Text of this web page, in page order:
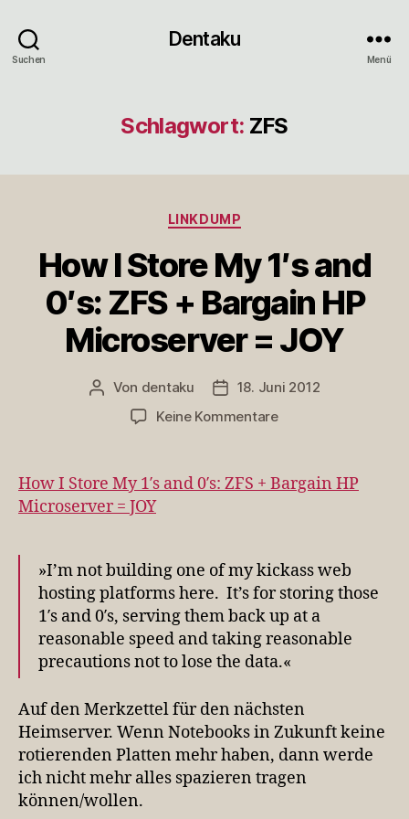
Suchen
Dentaku
Menü
Schlagwort: ZFS
Kategorien
LINKDUMP
How I Store My 1′s and
0′s: ZFS + Bargain HP
Microserver = JOY
Beitragsautor
Von dentaku Veröffentlichungsdatum
18. Juni 2012
Keine Kommentarezu
Store
My
ZFS
+
Bargain
HP
Microserver
How I Store My 1′s and 0′s: ZFS + Bargain HP
Microserver = JOY
»I’m not building one of my kickass web
hosting platforms here. It’s for storing those
1′s and 0′s, serving them back up at a
reasonable speed and taking reasonable
precautions not to lose the data.«
Auf den Merkzettel für den nächsten
Heimserver. Wenn Notebooks in Zukunft keine
rotierenden Platten mehr haben, dann werde
ich nicht mehr alles spazieren tragen
können/wollen.